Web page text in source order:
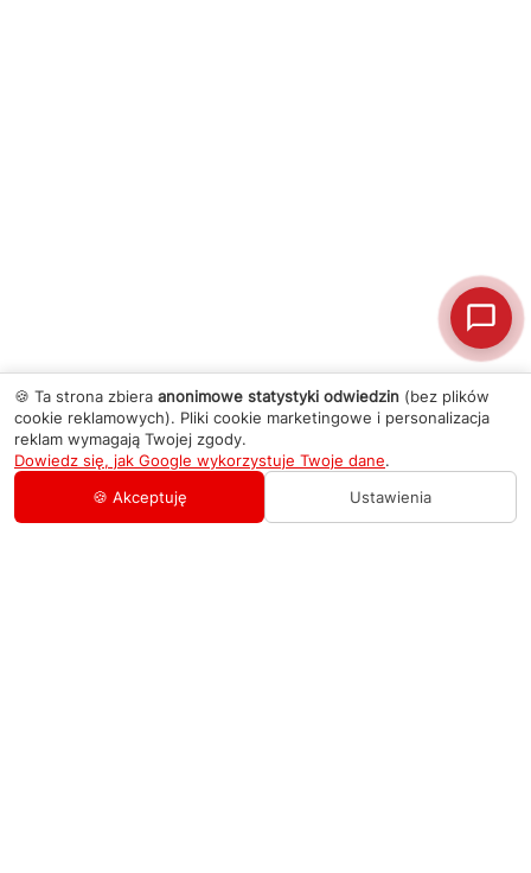
🍪 Ta strona zbiera anonimowe statystyki odwiedzin (bez plików
cookie reklamowych). Pliki cookie marketingowe i personalizacja
reklam wymagają Twojej zgody.
Dowiedz się, jak Google wykorzystuje Twoje dane.
🍪 Akceptuję
Ustawienia